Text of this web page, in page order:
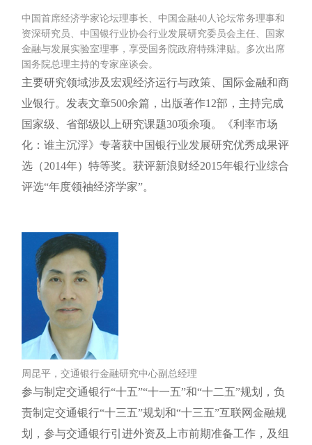
中国首席经济学家论坛理事长、中国金融40人论坛常务理事和
资深研究员、中国银行业协会行业发展研究委员会主任、国家
金融与发展实验室理事，享受国务院政府特殊津贴。多次出席
国务院总理主持的专家座谈会。
主要研究领域涉及宏观经济运行与政策、国际金融和商
业银行。发表文章500余篇，出版著作12部，主持完成
国家级、省部级以上研究课题30项余项。《利率市场
化：谁主沉浮》专著获中国银行业发展研究优秀成果评
选（2014年）特等奖。获评新浪财经2015年银行业综合
评选“年度领袖经济学家”。
周昆平，交通银行金融研究中心副总经理
参与制定交通银行“十五”“十一五”和“十二五”规划，负
责制定交通银行“十三五”规划和“十三五”互联网金融规
划，参与交通银行引进外资及上市前期准备工作，及组